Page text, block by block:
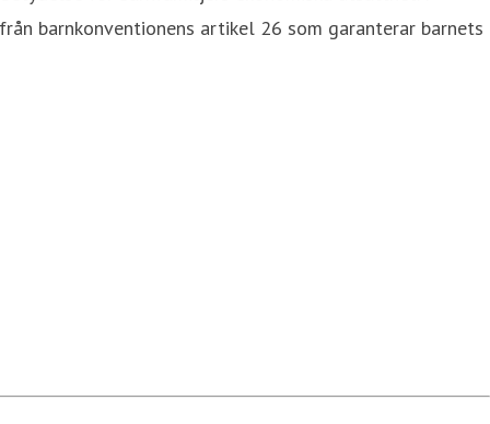
barnkonventionens artikel 26 som garanterar barnets